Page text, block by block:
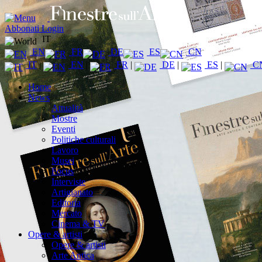
AbbonatiLogin
IT
EN
FR DE ES
CN
IT| EN | FR | DE | ES |
Home
News
Attualità
Mostre
Eventi
Politiche culturali
Lavoro
Musei
Focus
Interviste
Artigianato
Editoria
Mercato
Cinema & TV
Opere & artisti
Opere & artisti
Arte Antica